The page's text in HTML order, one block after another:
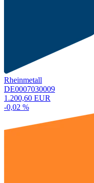
Rheinmetall
DE0007030009
1.200,60 EUR
-0,02 %